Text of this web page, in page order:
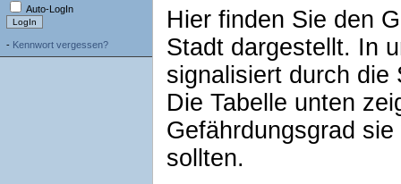
Auto-LogIn
- Kennwort vergessen?
Hier finden Sie den
Stadt dargestellt. In
signalisiert durch die
Die Tabelle unten
Gefährdungsgrad
sollten.